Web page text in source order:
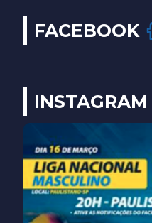
FACEBOOK
INSTAGRAM